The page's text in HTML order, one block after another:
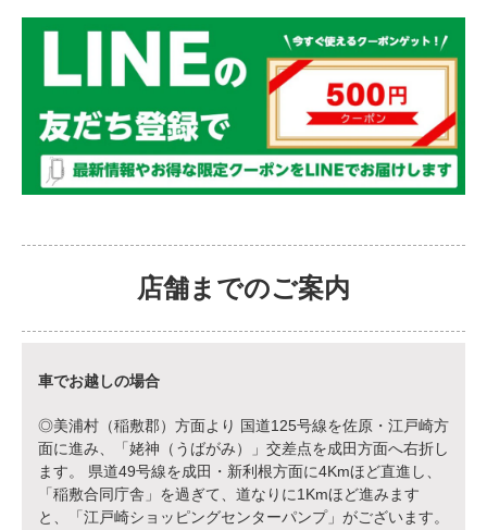
店舗までのご案内
車でお越しの場合
◎美浦村（稲敷郡）方面より 国道125号線を佐原・江戸崎方
面に進み、「姥神（うばがみ）」交差点を成田方面へ右折し
ます。 県道49号線を成田・新利根方面に4Kmほど直進し、
「稲敷合同庁舎」を過ぎて、道なりに1Kmほど進みます
と、「江戸崎ショッピングセンターパンプ」がございます。